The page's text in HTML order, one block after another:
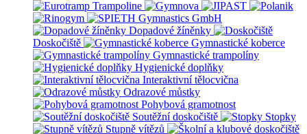
Dopadové žíněnky
Doskočiště
Gymnastické koberce
Gymnastické trampolíny
Hygienické doplňky
Interaktivní tělocvična
Odrazové můstky
Pohybová gramotnost
Soutěžní doskočiště
Stopky
Stupně vítězů